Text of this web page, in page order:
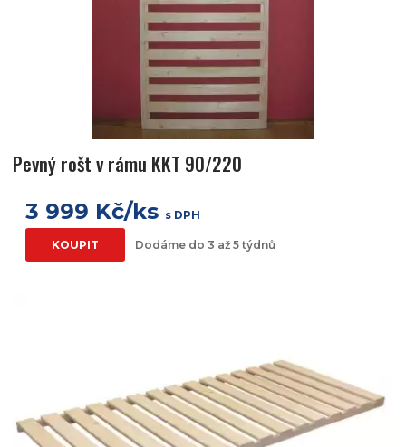
Pevný rošt v rámu KKT 90/220
3 999 Kč/ks s DPH
KOUPIT Dodáme do 3 až 5 týdnů